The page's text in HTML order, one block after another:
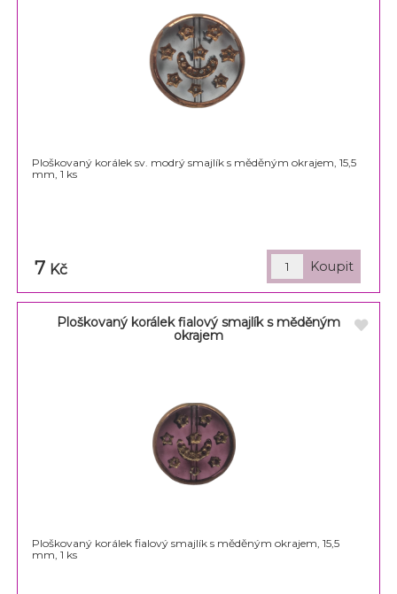
Ploškovaný korálek sv. modrý smajlík s měděným okrajem, 15,5
mm, 1 ks
7 Kč
Ploškovaný korálek fialový smajlík s měděným
okrajem
Ploškovaný korálek fialový smajlík s měděným okrajem, 15,5
mm, 1 ks